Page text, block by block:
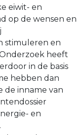
eiwit- en
op de wensen en
stimuleren en
heeft
in de basis
hebben dan
de inname van
en